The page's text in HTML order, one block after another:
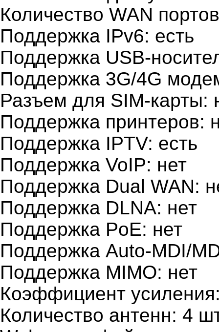
Количество WAN
Поддержка IPv6: есть
Поддержка USB-
Поддержка 3G/4G
Разъем для SIM-карты:
Поддержка принтеров:
Поддержка IPTV: есть
Поддержка VoIP: нет
Поддержка Dual WAN:
Поддержка DLNA: нет
Поддержка PoE: нет
Поддержка Auto-MDI/
Поддержка MIMO: нет
Коэффициент
Количество антенн: 4